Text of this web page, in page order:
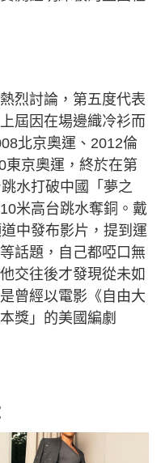
烈討論，第五度代表
屆因在場邊織冷衫而
北京奧運、2012倫
東京奧運，終於在第
水打破中國「夢之
米高台跳水奪銅。戴
中發布影片，提到運
話題，自己都啞口無
交往後才發現從未如
曾經以電影《自由大
獎」的美國編劇